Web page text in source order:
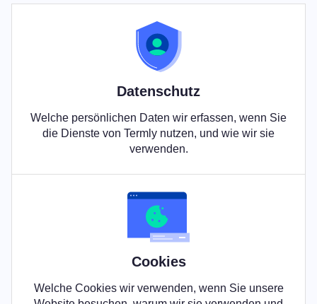
Datenschutz
Welche persönlichen Daten wir erfassen, wenn Sie
die Dienste von Termly nutzen, und wie wir sie
verwenden.
Cookies
Welche Cookies wir verwenden, wenn Sie unsere